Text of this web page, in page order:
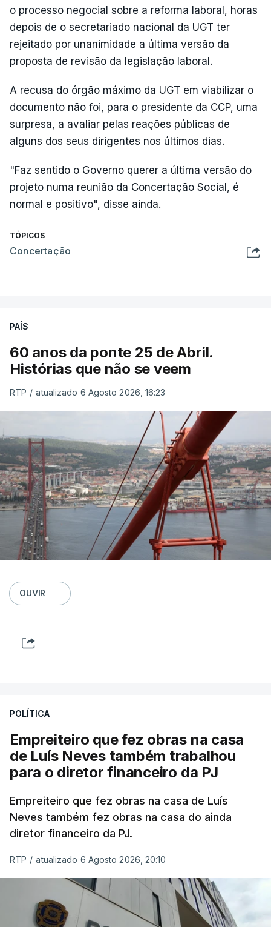
o processo negocial sobre a reforma laboral, horas
depois de o secretariado nacional da UGT ter
rejeitado por unanimidade a última versão da
proposta de revisão da legislação laboral.
A recusa do órgão máximo da UGT em viabilizar o
documento não foi, para o presidente da CCP, uma
surpresa, a avaliar pelas reações públicas de
alguns dos seus dirigentes nos últimos dias.
"Faz sentido o Governo querer a última versão do
projeto numa reunião da Concertação Social, é
normal e positivo", disse ainda.
TÓPICOS
Concertação
PAÍS
60 anos da ponte 25 de Abril.
Histórias que não se veem
RTP / atualizado 6 Agosto 2026, 16:23
OUVIR
POLÍTICA
Empreiteiro que fez obras na casa
de Luís Neves também trabalhou
para o diretor financeiro da PJ
Empreiteiro que fez obras na casa de Luís
Neves também fez obras na casa do ainda
diretor financeiro da PJ.
RTP / atualizado 6 Agosto 2026, 20:10